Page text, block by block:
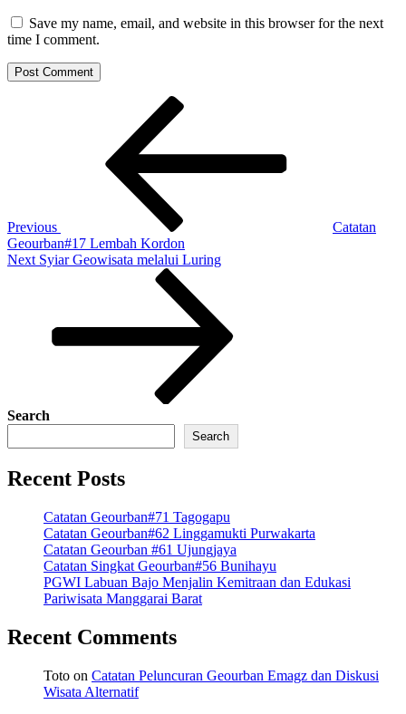
Save my name, email, and website in this browser for the next
time I comment.
Previous
Catatan
Geourban#17 Lembah Kordon
Next
Next Syiar Geowisata melalui Luring
Search
Search
Recent Posts
Catatan Geourban#71 Tagogapu
Catatan Geourban#62 Linggamukti Purwakarta
Catatan Geourban #61 Ujungjaya
Catatan Singkat Geourban#56 Bunihayu
PGWI Labuan Bajo Menjalin Kemitraan dan Edukasi
Pariwisata Manggarai Barat
Recent Comments
Toto on Catatan Peluncuran Geourban Emagz dan Diskusi
Wisata Alternatif